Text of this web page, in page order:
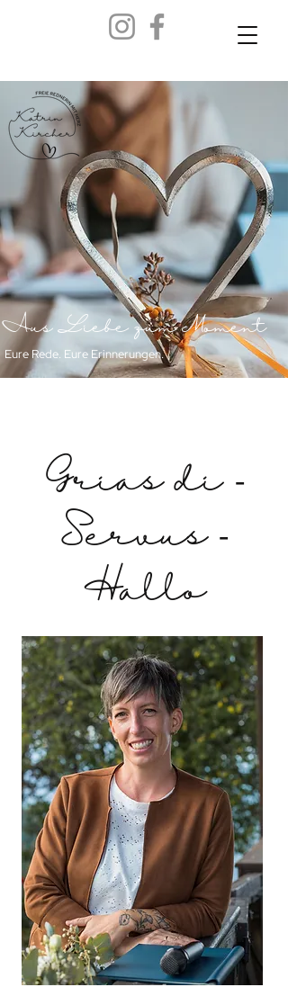
Aus Liebe zum Moment
Eure Rede. Eure Erinnerungen.
Grias di -
Servus -
Hallo